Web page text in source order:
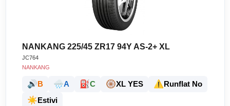
NANKANG 225/45 ZR17 94Y AS-2+ XL
JC764
NANKANG
🔊B 🌧️A ⛽C 🛞XL YES ⚠️Runflat No
☀️Estivi